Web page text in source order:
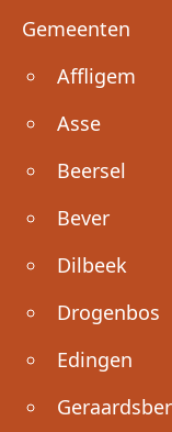
Voet
Gemeenten
Affligem
Asse
Beersel
Bever
Dilbeek
Drogenbos
Edingen